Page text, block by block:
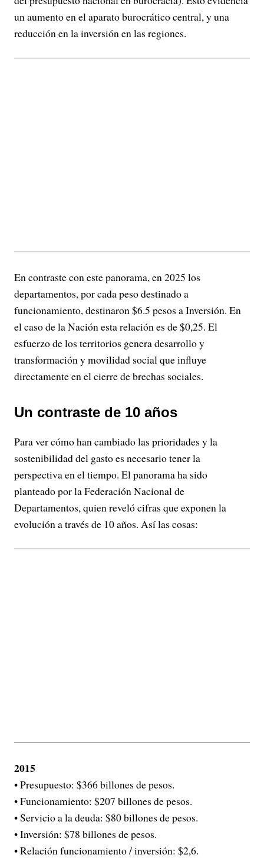
un aumento en el aparato burocrático central, y una
reducción en la inversión en las regiones.
En contraste con este panorama, en 2025 los
departamentos, por cada peso destinado a
funcionamiento, destinaron $6.5 pesos a Inversión. En
el caso de la Nación esta relación es de $0,25. El
esfuerzo de los territorios genera desarrollo y
transformación y movilidad social que influye
directamente en el cierre de brechas sociales.
Un contraste de 10 años
Para ver cómo han cambiado las prioridades y la
sostenibilidad del gasto es necesario tener la
perspectiva en el tiempo. El panorama ha sido
planteado por la Federación Nacional de
Departamentos, quien reveló cifras que exponen la
evolución a través de 10 años. Así las cosas:
2015
• Presupuesto: $366 billones de pesos.
• Funcionamiento: $207 billones de pesos.
• Servicio a la deuda: $80 billones de pesos.
• Inversión: $78 billones de pesos.
• Relación funcionamiento / inversión: $2,6.